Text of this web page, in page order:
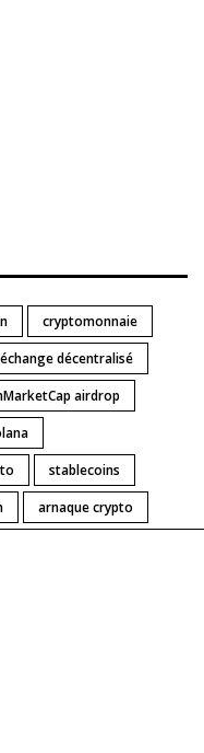
cryptomonnaie
échange décentralisé
airdrop
stablecoins
arnaque crypto